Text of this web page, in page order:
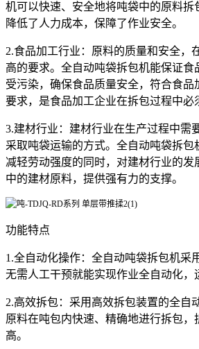
机可以快速、安全地将吨袋中的原料拆
降低了人力成本，保障了作业安全。
2.食品加工行业：原料的质量和安全，
高的要求。全自动吨袋拆包机能保证食
受污染，确保食品质量安全，符合食品
要求，是食品加工企业在拆包过程中必
3.建材行业：建材行业在生产过程中需
采取吨袋运输的方式。全自动吨袋拆包
减轻劳动强度的同时，对建材行业的发
中的建材原料，提供强有力的支撑。
功能特点
1.全自动化操作：全自动吨袋拆包机采
无需人工干预就能实现作业全自动化，
2.高效拆包：采用高效拆包装置的全自
原料在吨包内快速、精确地进行拆包，
高。